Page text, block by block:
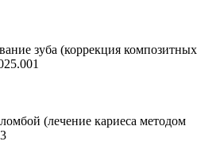
зуба (коррекция композитных
(лечение кариеса методом